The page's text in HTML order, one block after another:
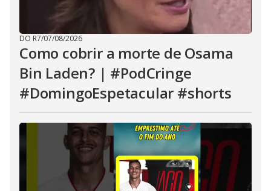
DO R7/07/08/2026
Como cobrir a morte de Osama
Bin Laden? | #PodCringe
#DomingoEspetacular #shorts